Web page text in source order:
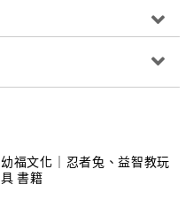
幼福文化｜忍者兔、益智教玩
具 書籍